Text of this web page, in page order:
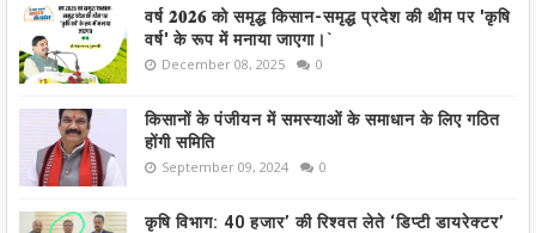
वर्ष 𝟐𝟎𝟐𝟔 को समृद्ध किसान-समृद्ध प्रदेश की थीम पर 'कृषि
वर्ष' के रूप में मनाया जाएगा।`
December 08, 2025 0
किसानों के पंजीयन में समस्याओं के समाधान के लिए गठित
होंगी समिति
September 09, 2024 0
कृषि विभाग: 40 हजार’ की रिश्वत लेते ‘डिप्टी डायरेक्टर’